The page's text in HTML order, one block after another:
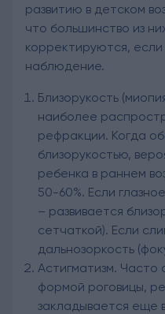
развитию в детском
что большинство из
корректируются,
наблюдение.
Близорукость
наиболее
рефракции. Когда
близорукостью,
ребенка в раннем
50-60%. Если
– развивается
сетчаткой). Если
дальнозоркость
Астигматизм. Часто
формой роговицы,
закладывается еще